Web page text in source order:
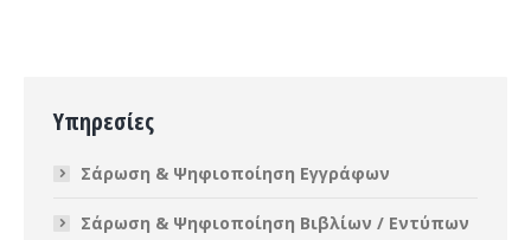
Υπηρεσίες
Σάρωση & Ψηφιοποίηση Εγγράφων
Σάρωση & Ψηφιοποίηση Βιβλίων / Εντύπων